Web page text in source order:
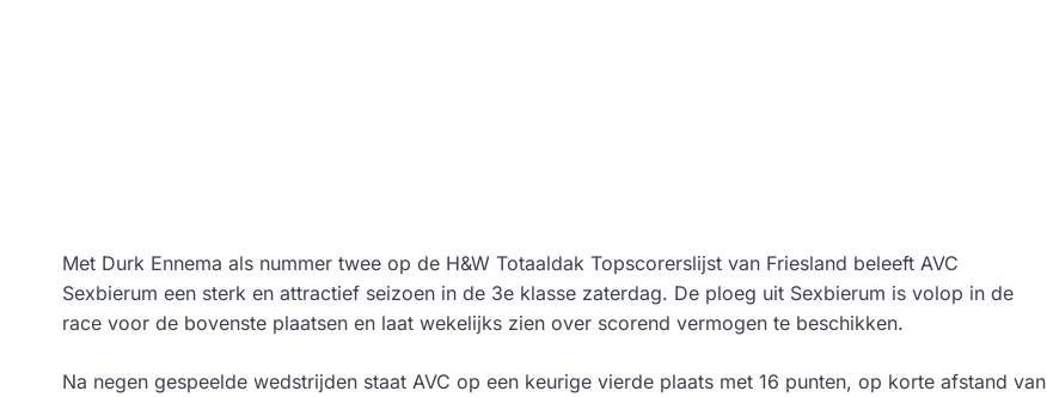
Met Durk Ennema als nummer twee op de H&W Totaaldak Topscorerslijst van Friesland beleeft AVC
Sexbierum een sterk en attractief seizoen in de 3e klasse zaterdag. De ploeg uit Sexbierum is volop in de
race voor de bovenste plaatsen en laat wekelijks zien over scorend vermogen te beschikken.
Na negen gespeelde wedstrijden staat AVC op een keurige vierde plaats met 16 punten, op korte afstand van